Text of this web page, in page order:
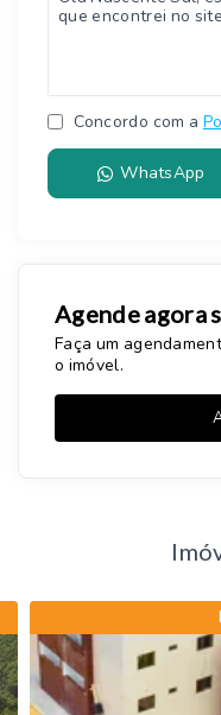
Concordo com a
WhatsApp
Agende agora
Faça um
o imóvel.